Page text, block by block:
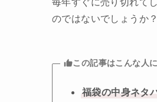
毎年すぐに売り切れて
のではないでしょうか？
この記事はこんな人
福袋の中身ネタ